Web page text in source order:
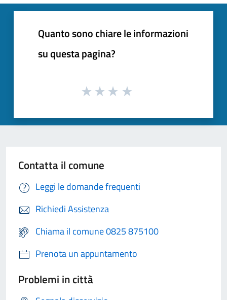
Quanto sono chiare le informazioni
su questa pagina?
Contatta il comune
Leggi le domande frequenti
Richiedi Assistenza
Chiama il comune 0825 875100
Prenota un appuntamento
Problemi in città